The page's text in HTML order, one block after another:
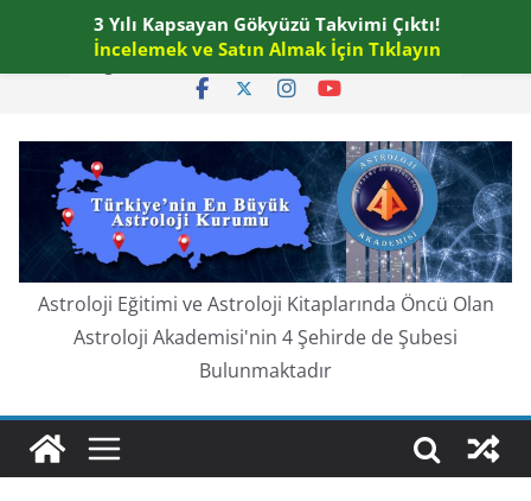
content
Cuma, Ağustos 7, 2026
Astroloji Eğitimi ve Astroloji Kitaplarında Öncü Olan
Astroloji Akademisi'nin 4 Şehirde de Şubesi
Bulunmaktadır
3 Yılı Kapsayan Gökyüzü Takvimi Çıktı!
İncelemek ve Satın Almak İçin Tıklayın